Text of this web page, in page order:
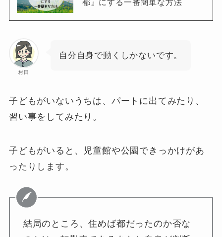
都』にする一番簡単な方法
村田
自分自身で動くしかないです。
子どもがいないうちは、パートに出てみたり、
習い事をしてみたり。
子どもがいると、児童館や公園できっかけがあ
ったりします。
結局のところ、住めば都だったのか否な